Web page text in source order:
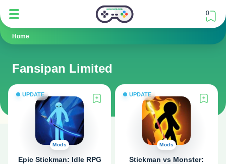
0
Home
Fansipan Limited
UPDATE
Mods
Epic Stickman: Idle RPG
UPDATE
Mods
Stickman vs Monster: